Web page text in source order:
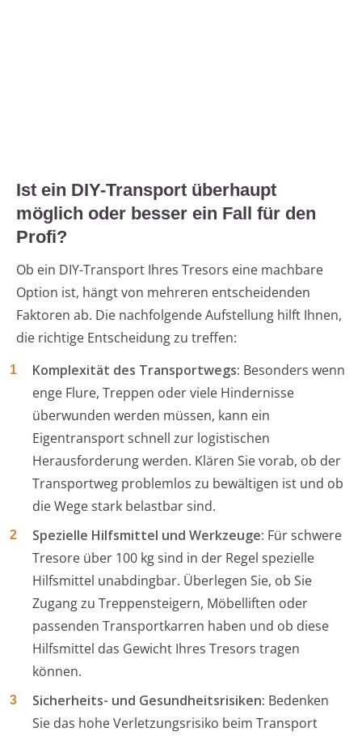
Ist ein DIY-Transport überhaupt
möglich oder besser ein Fall für den
Profi?
Ob ein DIY-Transport Ihres Tresors eine machbare
Option ist, hängt von mehreren entscheidenden
Faktoren ab. Die nachfolgende Aufstellung hilft Ihnen,
die richtige Entscheidung zu treffen:
Komplexität des Transportwegs: Besonders wenn
enge Flure, Treppen oder viele Hindernisse
überwunden werden müssen, kann ein
Eigentransport schnell zur logistischen
Herausforderung werden. Klären Sie vorab, ob der
Transportweg problemlos zu bewältigen ist und ob
die Wege stark belastbar sind.
Spezielle Hilfsmittel und Werkzeuge: Für schwere
Tresore über 100 kg sind in der Regel spezielle
Hilfsmittel unabdingbar. Überlegen Sie, ob Sie
Zugang zu Treppensteigern, Möbelliften oder
passenden Transportkarren haben und ob diese
Hilfsmittel das Gewicht Ihres Tresors tragen
können.
Sicherheits- und Gesundheitsrisiken: Bedenken
Sie das hohe Verletzungsrisiko beim Transport